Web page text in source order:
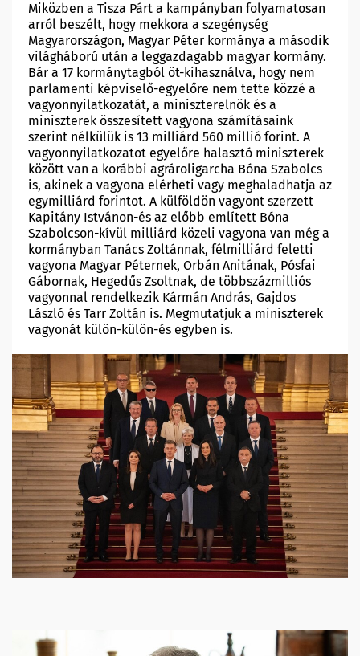
Miközben a Tisza Párt a kampányban folyamatosan
arról beszélt, hogy mekkora a szegénység
Magyarországon, Magyar Péter kormánya a második
világháború után a leggazdagabb magyar kormány.
Bár a 17 kormánytagból öt-kihasználva, hogy nem
parlamenti képviselő-egyelőre nem tette közzé a
vagyonnyilatkozatát, a miniszterelnök és a
miniszterek összesített vagyona számításaink
szerint nélkülük is 13 milliárd 560 millió forint. A
vagyonnyilatkozatot egyelőre halasztó miniszterek
között van a korábbi agrároligarcha Bóna Szabolcs
is, akinek a vagyona elérheti vagy meghaladhatja az
egymilliárd forintot. A külföldön vagyont szerzett
Kapitány Istvánon-és az előbb említett Bóna
Szabolcson-kívül milliárd közeli vagyona van még a
kormányban Tanács Zoltánnak, félmilliárd feletti
vagyona Magyar Péternek, Orbán Anitának, Pósfai
Gábornak, Hegedűs Zsoltnak, de többszázmilliós
vagyonnal rendelkezik Kármán András, Gajdos
László és Tarr Zoltán is. Megmutatjuk a miniszterek
vagyonát külön-külön-és egyben is.